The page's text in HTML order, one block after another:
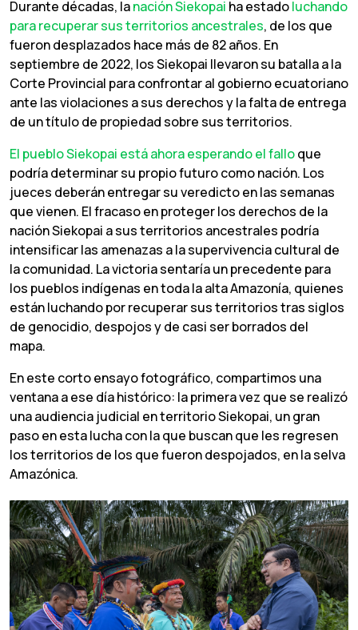
Durante décadas, lanación Siekopai ha estadoluchando
para recuperar sus territorios ancestrales, de los que
fueron desplazados hace más de 82 años. En
septiembre de 2022, los Siekopai llevaron su batalla a la
Corte Provincial para confrontar al gobierno ecuatoriano
ante las violaciones a sus derechos y la falta de entrega
de un título de propiedad sobre sus territorios.
El pueblo Siekopai está ahora esperando el falloque
podría determinar su propio futuro como nación. Los
jueces deberán entregar su veredicto en las semanas
que vienen. El fracaso en proteger los derechos de la
nación Siekopai a sus territorios ancestrales podría
intensificar las amenazas a la supervivencia cultural de
la comunidad. La victoria sentaría un precedente para
los pueblos indígenas en toda la alta Amazonía, quienes
están luchando por recuperar sus territorios tras siglos
de genocidio, despojos y de casi ser borrados del
mapa.
En este corto ensayo fotográfico, compartimos una
ventana a ese día histórico: la primera vez que se realizó
una audiencia judicial en territorio Siekopai, un gran
paso en esta lucha con la que buscan que les regresen
los territorios de los que fueron despojados, en la selva
Amazónica.